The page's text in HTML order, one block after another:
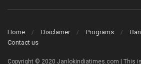
Home Disclamer Programs
Contact us
Copyright © 2020 Janlokindiatimes.com | This